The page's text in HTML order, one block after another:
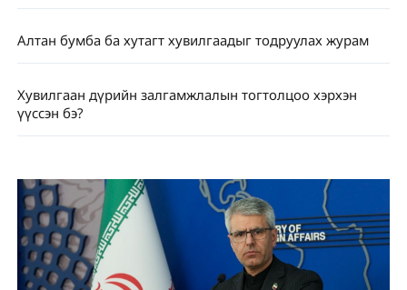
Алтан бумба ба хутагт хувилгаадыг тодруулах журам
Хувилгаан дүрийн залгамжлалын тогтолцоо хэрхэн
үүссэн бэ?